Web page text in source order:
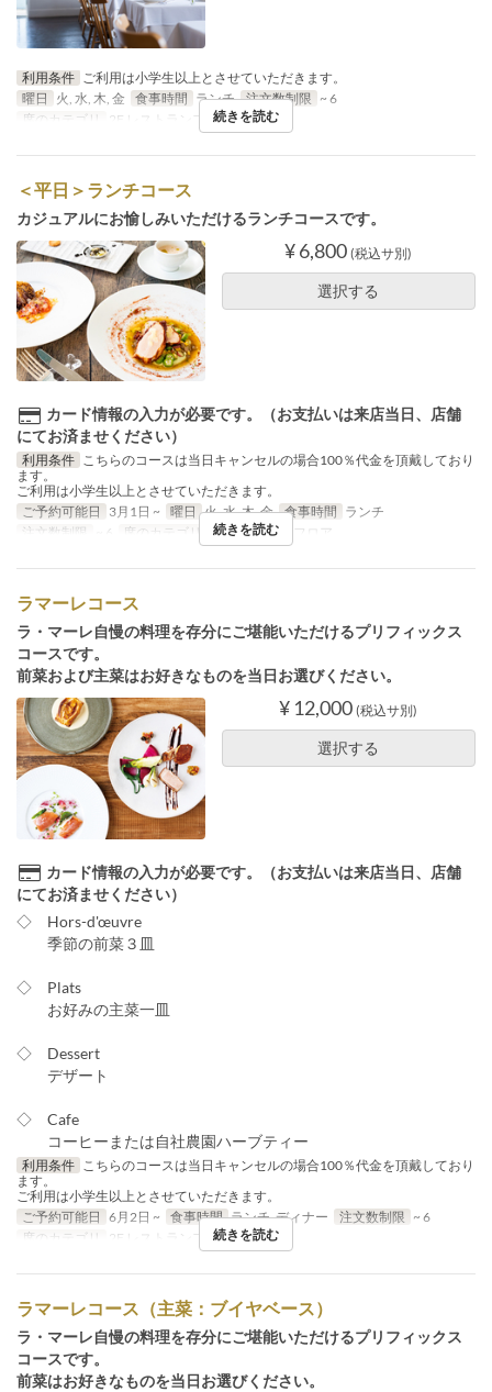
利用条件
ご利用は小学生以上とさせていただきます。
曜日
火, 水, 木, 金 食事時間 ランチ 注文数制限 ~ 6
席のカテゴリ
2F レストランフロア続きを読む
＜平日＞ランチコース
カジュアルにお愉しみいただけるランチコースです。
¥ 6,800 (税込サ別)
選択する
カード情報の入力が必要です。（お支払いは来店当日、店舗
にてお済ませください）
利用条件 こちらのコースは当日キャンセルの場合100％代金を頂戴しており
ます。
ご利用は小学生以上とさせていただきます。
ご予約可能日
3月1日 ~ 曜日 火, 水, 木, 金 食事時間 ランチ
注文数制限
~ 6 席のカテゴリ 2F レストランフロア
続きを読む
ラマーレコース
ラ・マーレ自慢の料理を存分にご堪能いただけるプリフィックス
コースです。
前菜および主菜はお好きなものを当日お選びください。
¥ 12,000 (税込サ別)
選択する
カード情報の入力が必要です。（お支払いは来店当日、店舗
にてお済ませください）
◇ Hors-d'œuvre
季節の前菜３皿
◇ Plats
お好みの主菜一皿
◇ Dessert
デザート
◇ Cafe
コーヒーまたは自社農園ハーブティー
利用条件 こちらのコースは当日キャンセルの場合100％代金を頂戴しており
ます。
ご利用は小学生以上とさせていただきます。
ご予約可能日 6月2日 ~ 食事時間 ランチ, ディナー 注文数制限 ~ 6
席のカテゴリ
2F レストランフロア続きを読む
ラマーレコース（主菜：ブイヤベース）
ラ・マーレ自慢の料理を存分にご堪能いただけるプリフィックス
コースです。
前菜はお好きなものを当日お選びください。